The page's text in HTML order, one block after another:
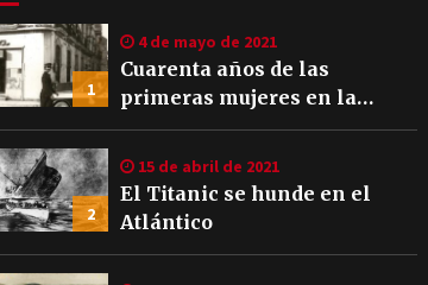
1
4 de mayo de 2021
Cuarenta años de las
primeras mujeres en la
Policía Local de Sevilla
2
15 de abril de 2021
El Titanic se hunde en el
Atlántico